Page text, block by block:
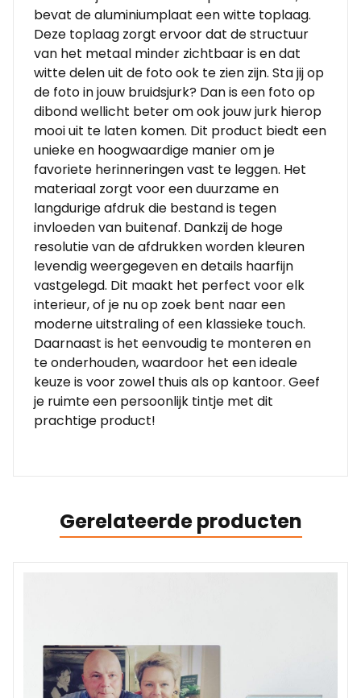
bevat de aluminiumplaat een witte toplaag.
Deze toplaag zorgt ervoor dat de structuur
van het metaal minder zichtbaar is en dat
witte delen uit de foto ook te zien zijn. Sta jij op
de foto in jouw bruidsjurk? Dan is een foto op
dibond wellicht beter om ook jouw jurk hierop
mooi uit te laten komen. Dit product biedt een
unieke en hoogwaardige manier om je
favoriete herinneringen vast te leggen. Het
materiaal zorgt voor een duurzame en
langdurige afdruk die bestand is tegen
invloeden van buitenaf. Dankzij de hoge
resolutie van de afdrukken worden kleuren
levendig weergegeven en details haarfijn
vastgelegd. Dit maakt het perfect voor elk
interieur, of je nu op zoek bent naar een
moderne uitstraling of een klassieke touch.
Daarnaast is het eenvoudig te monteren en
te onderhouden, waardoor het een ideale
keuze is voor zowel thuis als op kantoor. Geef
je ruimte een persoonlijk tintje met dit
prachtige product!
Gerelateerde producten